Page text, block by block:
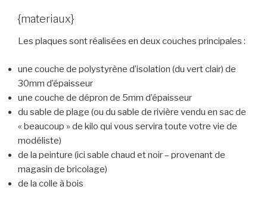
{materiaux}
Les plaques sont réalisées en deux couches principales :
une couche de polystyrène d’isolation (du vert clair) de
30mm d’épaisseur
une couche de dépron de 5mm d’épaisseur
du sable de plage (ou du sable de rivière vendu en sac de
« beaucoup » de kilo qui vous servira toute votre vie de
modéliste)
de la peinture (ici sable chaud et noir – provenant de
magasin de bricolage)
de la colle à bois